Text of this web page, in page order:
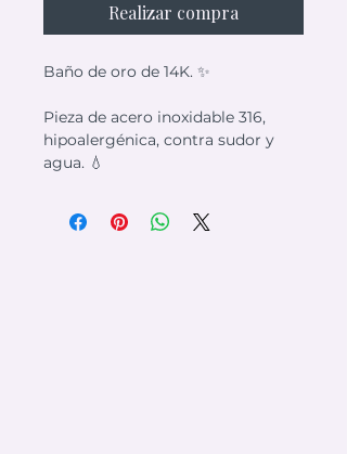
Realizar compra
Baño de oro de 14K. ✨
Pieza de acero inoxidable 316,
hipoalergénica, contra sudor y
agua. 💧